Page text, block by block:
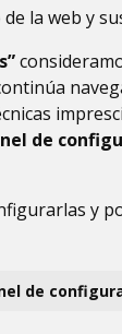
la web y
de
y
de